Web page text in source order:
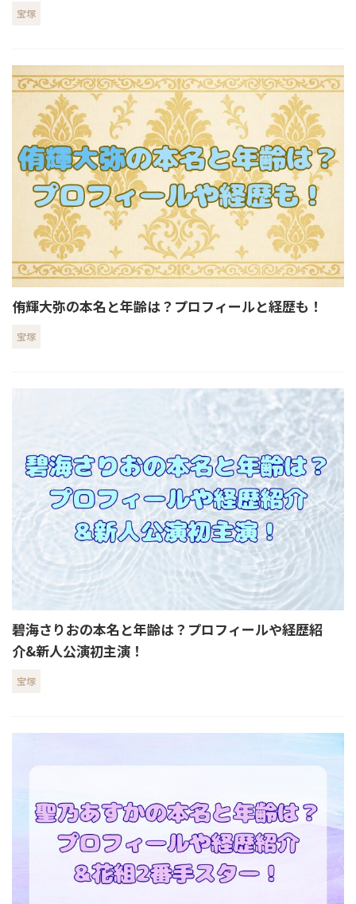
宝塚
侑輝大弥の本名と年齢は？プロフィールと経歴も！
宝塚
碧海さりおの本名と年齢は？プロフィールや経歴紹
介&新人公演初主演！
宝塚